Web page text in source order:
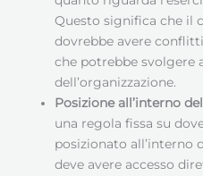
Questo significa che il
dovrebbe avere
che potrebbe svolgere
dell’organizzazione.
Posizione all’interno
una regola fissa su
posizionato all’interno
deve avere accesso